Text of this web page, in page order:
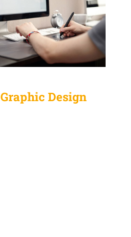
Graphic Design